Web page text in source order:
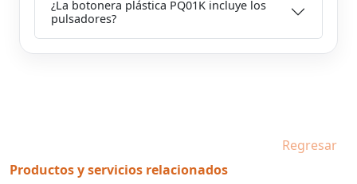
¿La botonera plástica PQ01K incluye los
pulsadores?
Regresar
Productos y servicios relacionados